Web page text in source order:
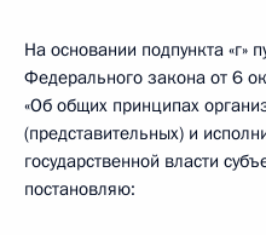
На основании подпункта «г»
Федерального закона от 6
«Об общих принципах
(представительных) и
государственной власти
постановляю: